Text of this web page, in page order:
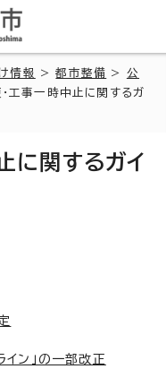
情報 >都市整備 > 公
工事一時中止に関するガ
に関するガイ
イン」の一部改正